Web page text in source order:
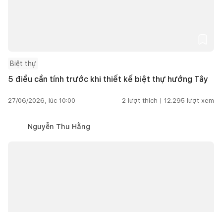
Biệt thự
5 điều cần tính trước khi thiết kế biệt thự hướng Tây
27/06/2026, lúc 10:00 2 lượt thích | 12.295 lượt xem
Nguyễn Thu Hằng